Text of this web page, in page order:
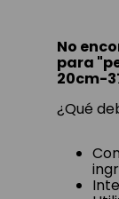
toy story
No
para "
20cm-
¿Qué